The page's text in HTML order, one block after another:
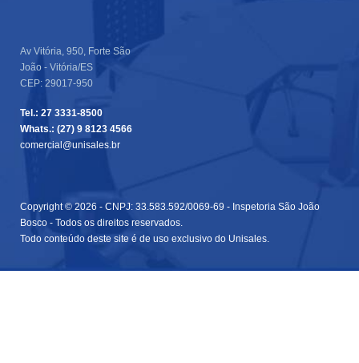
Av Vitória, 950, Forte São
João - Vitória/ES
CEP: 29017-950
Tel.: 27 3331-8500
Whats.: (27) 9 8123 4566
comercial@unisales.br
Copyright © 2026 - CNPJ: 33.583.592/0069-69 - Inspetoria São João
Bosco - Todos os direitos reservados.
Todo conteúdo deste site é de uso exclusivo do Unisales.